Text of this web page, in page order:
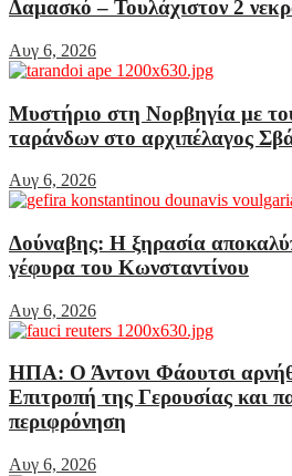
Δαμασκό – Τουλάχιστον 2
Αυγ 6, 2026
Μυστήριο στη Νορβηγία με
ταράνδων στο αρχιπέλαγος
Αυγ 6, 2026
Δούναβης: Η ξηρασία
γέφυρα του Κωνσταντίνου
Αυγ 6, 2026
ΗΠΑ: Ο Άντονι Φάουτσι
Επιτροπή της Γερουσίας και
περιφρόνηση
Αυγ 6, 2026